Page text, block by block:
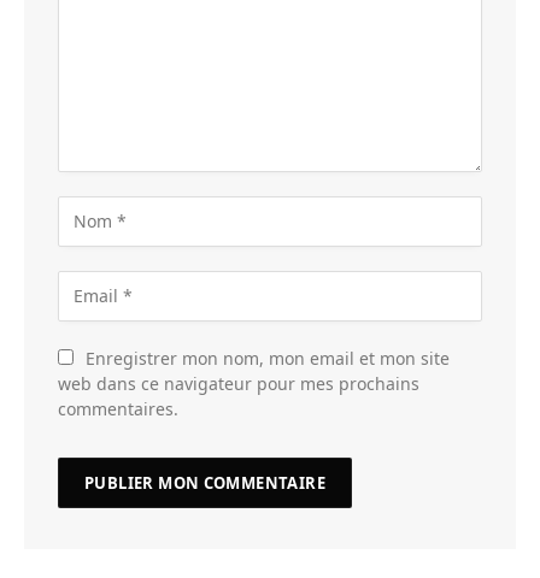
Enregistrer mon nom, mon email et mon site
web dans ce navigateur pour mes prochains
commentaires.